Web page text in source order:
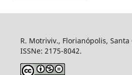
R. Motriviv., Florianópolis,
ISSNe: 2175-8042.